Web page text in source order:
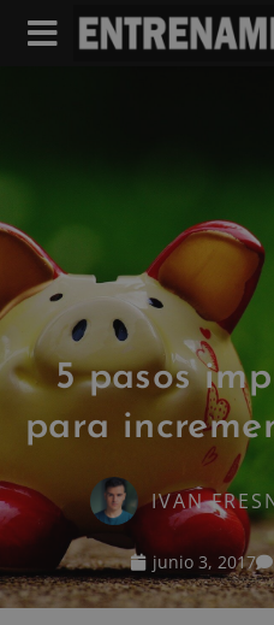
5 pasos
para
IVAN
junio 3, 2017